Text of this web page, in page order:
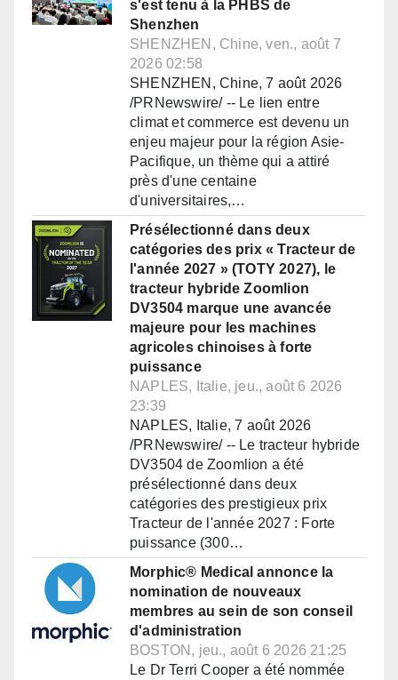
s'est tenu à la PHBS de
Shenzhen
SHENZHEN, Chine, ven., août 7
2026 02:58
SHENZHEN, Chine, 7 août 2026
/PRNewswire/ -- Le lien entre
climat et commerce est devenu un
enjeu majeur pour la région Asie-
Pacifique, un thème qui a attiré
près d'une centaine
d'universitaires,…
Présélectionné dans deux
catégories des prix « Tracteur de
l'année 2027 » (TOTY 2027), le
tracteur hybride Zoomlion
DV3504 marque une avancée
majeure pour les machines
agricoles chinoises à forte
puissance
NAPLES, Italie, jeu., août 6 2026
23:39
NAPLES, Italie, 7 août 2026
/PRNewswire/ -- Le tracteur hybride
DV3504 de Zoomlion a été
présélectionné dans deux
catégories des prestigieux prix
Tracteur de l'année 2027 : Forte
puissance (300…
Morphic® Medical annonce la
nomination de nouveaux
membres au sein de son conseil
d'administration
BOSTON, jeu., août 6 2026 21:25
Le Dr Terri Cooper a été nommée